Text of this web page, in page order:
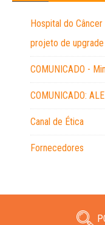
Hospital do
projeto de
COMUNICADO -
COMUNICADO:
Canal de Ética
Fornecedores